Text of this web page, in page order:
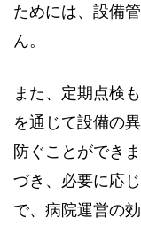
ためには、設備
ん。
また、定期点検
を通じて設備の
防ぐことができ
づき、必要に応
で、病院運営の